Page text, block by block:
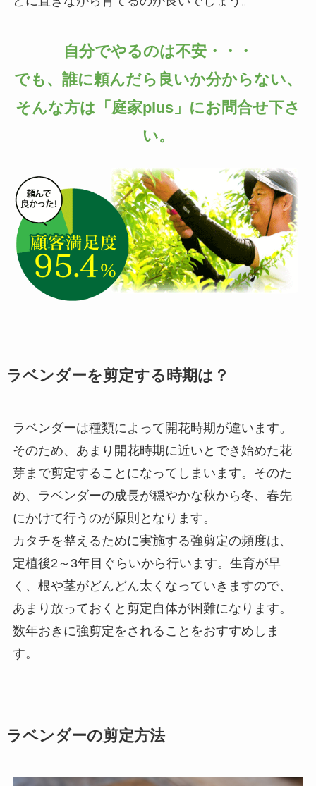
自分でやるのは不安・・・
でも、誰に頼んだら良いか分からない、
そんな方は「庭家plus」にお問合せ下さ
い。
ラベンダーを剪定する時期は？
ラベンダーは種類によって開花時期が違います。
そのため、あまり開花時期に近いとでき始めた花
芽まで剪定することになってしまいます。そのた
め、ラベンダーの成長が穏やかな秋から冬、春先
にかけて行うのが原則となります。
カタチを整えるために実施する強剪定の頻度は、
定植後2～3年目ぐらいから行います。生育が早
く、根や茎がどんどん太くなっていきますので、
あまり放っておくと剪定自体が困難になります。
数年おきに強剪定をされることをおすすめしま
す。
ラベンダーの剪定方法